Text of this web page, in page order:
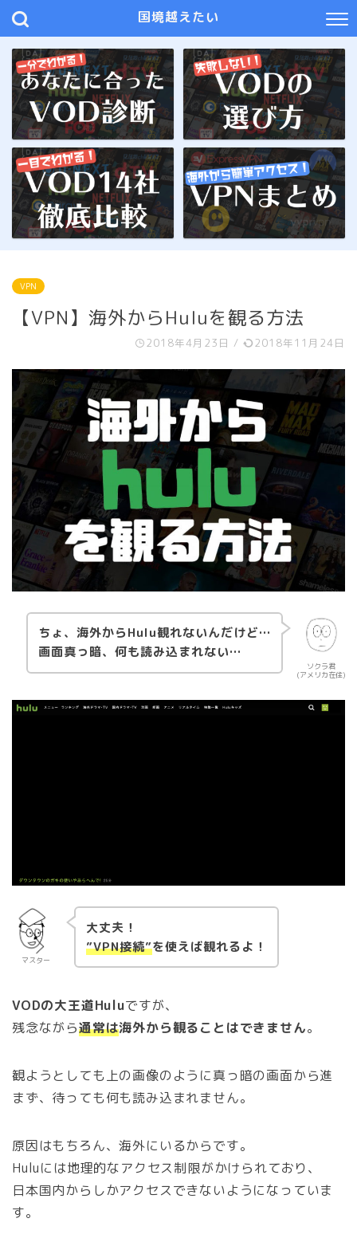
国境越えたい
VPN
【VPN】海外からHuluを観る方法
2018年4月23日 / 2018年11月24日
ソクラ君
(アメリカ在住)
ちょ、海外からHulu観れないんだけど…
画面真っ暗、何も読み込まれない…
マスター
大丈夫！
”VPN接続”を使えば観れるよ！
VODの大王道Huluですが、
残念ながら通常は海外から観ることはできません。
観ようとしても上の画像のように真っ暗の画面から進
まず、待っても何も読み込まれません。
原因はもちろん、海外にいるからです。
Huluには地理的なアクセス制限がかけられており、
日本国内からしかアクセスできないようになっていま
す。